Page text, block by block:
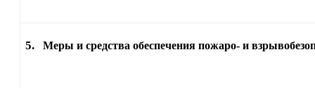
5. Меры и средства обеспечения пожаро- и